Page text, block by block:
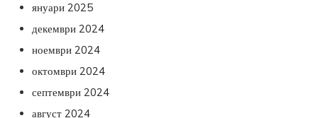
януари 2025
декември 2024
ноември 2024
октомври 2024
септември 2024
август 2024